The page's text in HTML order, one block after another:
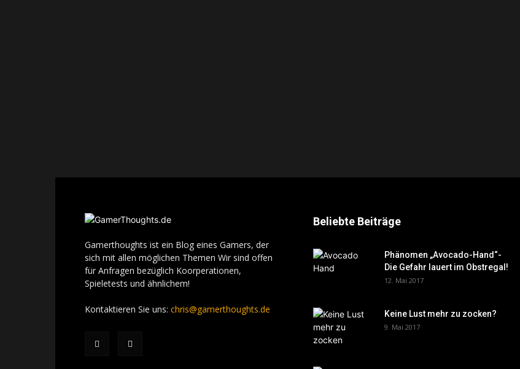
Gamerthoughts ist ein Blog eines Gamers, der
sich mit allen möglichen Themen Wir sind offen
für Anfragen bezüglich Koorperationen,
Spieletests und ähnlichem!
Kontaktieren Sie uns: chris@gamerthoughts.de
Beliebte Beiträge
Phänomen „Avocado-Hand“-
Die Gefahr lauert im Obstregal!
12. Mai 2017
Keine Lust mehr zu zocken?
9. Mai 2017